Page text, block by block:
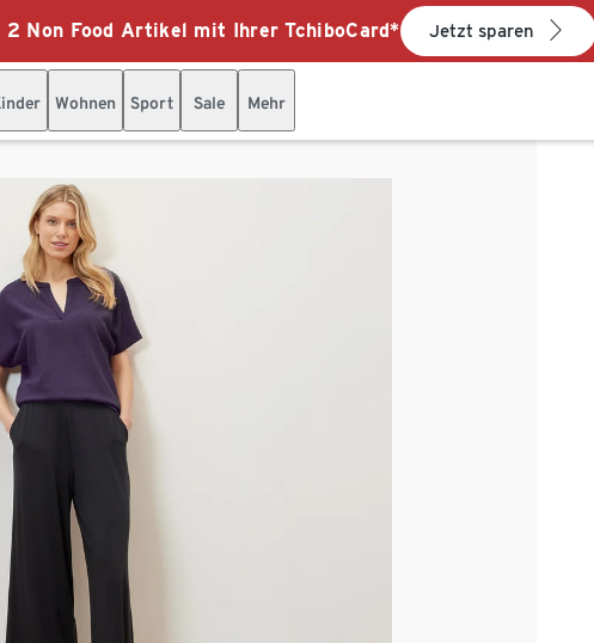
2 Non Food Artikel mit Ihrer TchiboCard* Jetzt sparen
Wohnen Sport Sale Mehr